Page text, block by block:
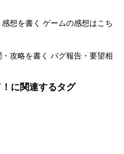
想を書く ゲームの感想はこち
攻略を書く バグ報告・要望相
に関連するタグ